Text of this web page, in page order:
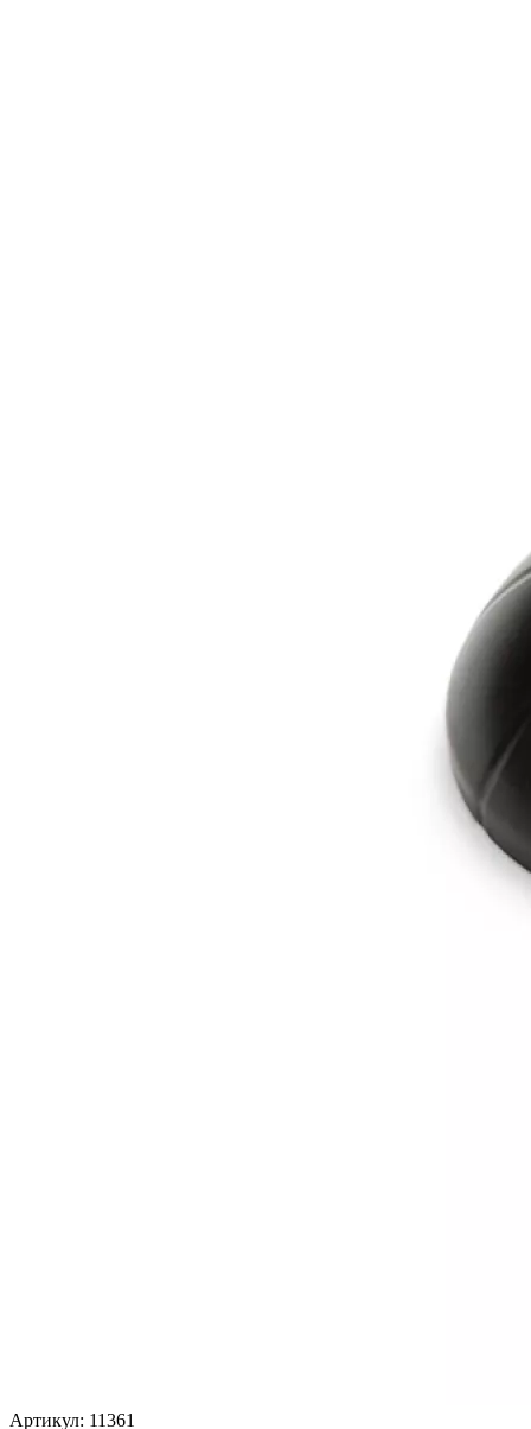
Артикул: 11361